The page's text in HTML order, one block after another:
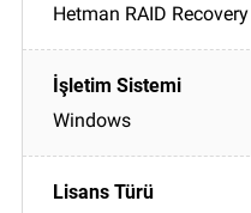
Hetman RAID Recovery
Windows